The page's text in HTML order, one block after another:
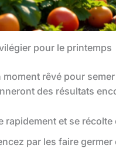
pour le printemps
rêvé pour
des résultats
rapidement et se
par les faire